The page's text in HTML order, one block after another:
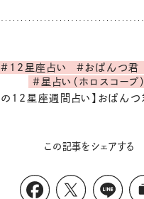
#12星座占い #おぱんつ君
#星占い（ホロスコープ）
この記事をシェアする